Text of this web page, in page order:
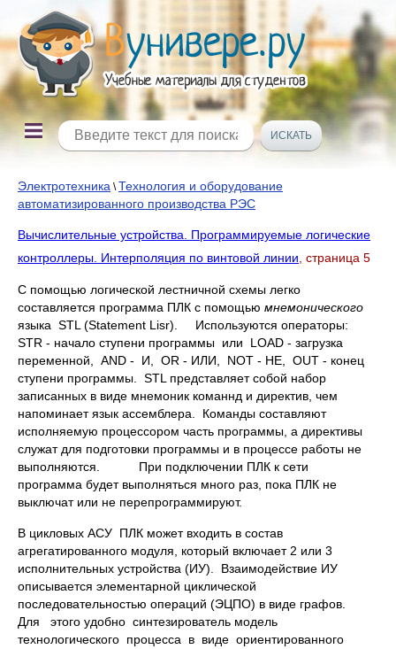
Электротехника \Технология и оборудование
автоматизированного производства РЭС
Вычислительные устройства. Программируемые логические
контроллеры. Интерполяция по винтовой линии , страница 5
С помощью логической лестничной схемы легко
составляется программа ПЛК с помощью мнемонического
языка STL (Statement Lisr). Используются операторы:
STR - начало ступени программы или LOAD - загрузка
переменной, AND - И, OR - ИЛИ, NOT - НЕ, OUT - конец
ступени программы. STL представляет собой набор
записанных в виде мнемоник команнд и директив, чем
напоминает язык ассемблера. Команды составляют
исполняемую процессором часть программы, а директивы
служат для подготовки программы и в процессе работы не
выполняются. При подключении ПЛК к сети
программа будет выполняться много раз, пока ПЛК не
выключат или не перепрограммируют.
В цикловых АСУ ПЛК может входить в состав
агрегатированного модуля, который включает 2 или 3
исполнительных устройства (ИУ). Взаимодействие ИУ
описывается элементарной циклической
последовательностью операций (ЭЦПО) в виде графов.
Для этого удобно синтезирователь модель
технологического процесса в виде ориентированного